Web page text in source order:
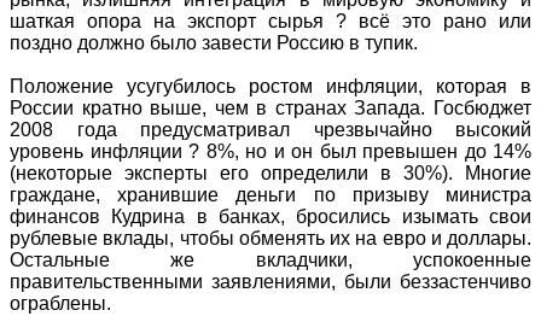
шаткая опора на экспорт сырья ? всё это рано или
поздно должно было завести Россию в тупик.
Положение усугубилось ростом инфляции, которая в
России кратно выше, чем в странах Запада. Госбюджет
2008 года предусматривал чрезвычайно высокий
уровень инфляции ? 8%, но и он был превышен до 14%
(некоторые эксперты его определили в 30%). Многие
граждане, хранившие деньги по призыву министра
финансов Кудрина в банках, бросились изымать свои
рублевые вклады, чтобы обменять их на евро и доллары.
Остальные же вкладчики, успокоенные
правительственными заявлениями, были беззастенчиво
ограблены.